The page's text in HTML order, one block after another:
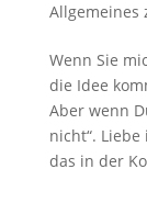
Allgemeines
Wenn Sie
die Idee
Aber wenn
nicht“.
das in der